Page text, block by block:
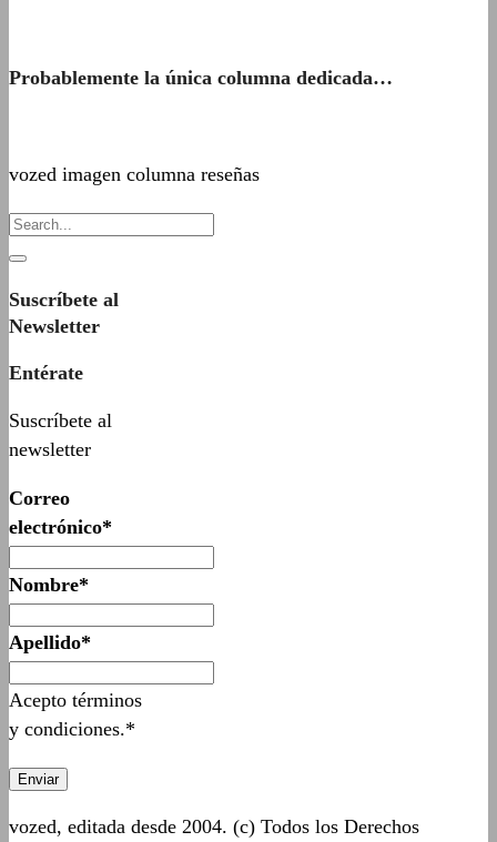
Probablemente la única columna dedicada…
vozed imagen columna reseñas
Suscríbete al
Newsletter
Entérate
Suscríbete al
newsletter
Correo
electrónico*
Nombre*
Apellido*
Acepto términos
y condiciones.*
vozed, editada desde 2004. (c) Todos los Derechos